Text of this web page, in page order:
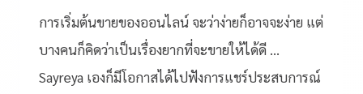
การเริ่มต้นขายของออนไลน์ จะว่าง่ายก็อาจจะง่าย แต่
บางคนก็คิดว่าเป็นเรื่องยากที่จะขายให้ได้ดี …
Sayreya เองก็มีโอกาสได้ไปฟังการแชร์ประสบการณ์